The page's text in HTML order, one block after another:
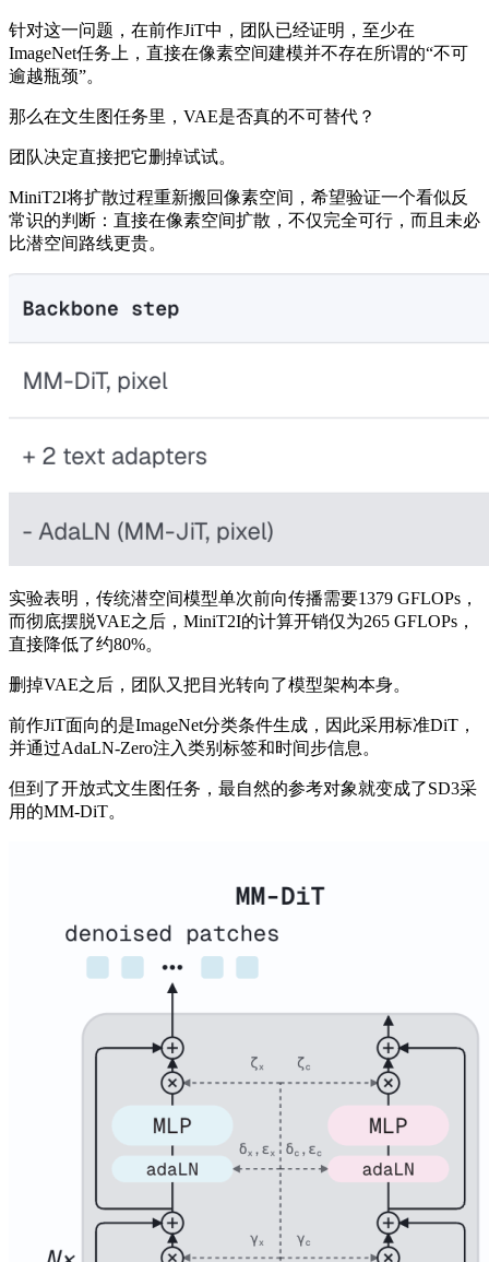
针对这一问题，在前作JiT中，团队已经证明，至少在
ImageNet任务上，直接在像素空间建模并不存在所谓的“不可
逾越瓶颈”。
那么在文生图任务里，VAE是否真的不可替代？
团队决定直接把它删掉试试。
MiniT2I将扩散过程重新搬回像素空间，希望验证一个看似反
常识的判断：直接在像素空间扩散，不仅完全可行，而且未必
比潜空间路线更贵。
实验表明，传统潜空间模型单次前向传播需要1379 GFLOPs，
而彻底摆脱VAE之后，MiniT2I的计算开销仅为265 GFLOPs，
直接降低了约80%。
删掉VAE之后，团队又把目光转向了模型架构本身。
前作JiT面向的是ImageNet分类条件生成，因此采用标准DiT，
并通过AdaLN-Zero注入类别标签和时间步信息。
但到了开放式文生图任务，最自然的参考对象就变成了SD3采
用的MM-DiT。